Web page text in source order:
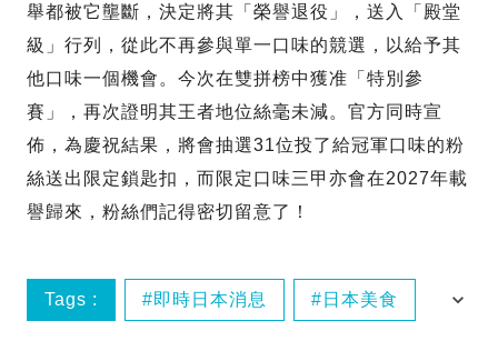
舉都被它壟斷，決定將其「榮譽退役」，送入「殿堂
級」行列，從此不再參與單一口味的競選，以給予其
他口味一個機會。今次在雙拼榜中獲准「特別參
賽」，再次證明其王者地位絲毫未減。官方同時宣
佈，為慶祝結果，將會抽選31位投了給冠軍口味的粉
絲送出限定鎖匙扣，而限定口味三甲亦會在2027年載
譽歸來，粉絲們記得密切留意了！
Tags : 即時日本消息 日本美食